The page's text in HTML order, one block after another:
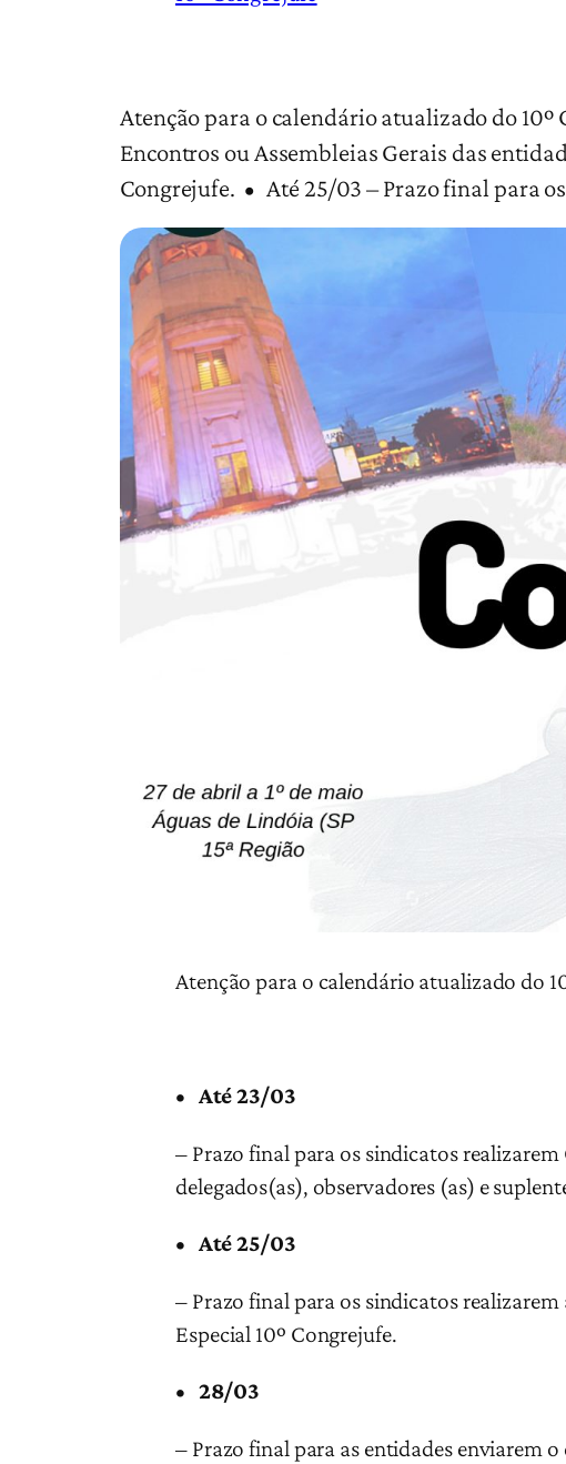
Atenção para o calendário atualizado do
Encontros ou Assembleias Gerais das
Congrejufe. • Até 25/03 – Prazo final para
Atenção para o calendário atualizado do
• Até 23/03
– Prazo final para os sindicatos
delegados(as), observadores (as) e
• Até 25/03
– Prazo final para os sindicatos
Especial 10º Congrejufe.
• 28/03
– Prazo final para as entidades enviarem